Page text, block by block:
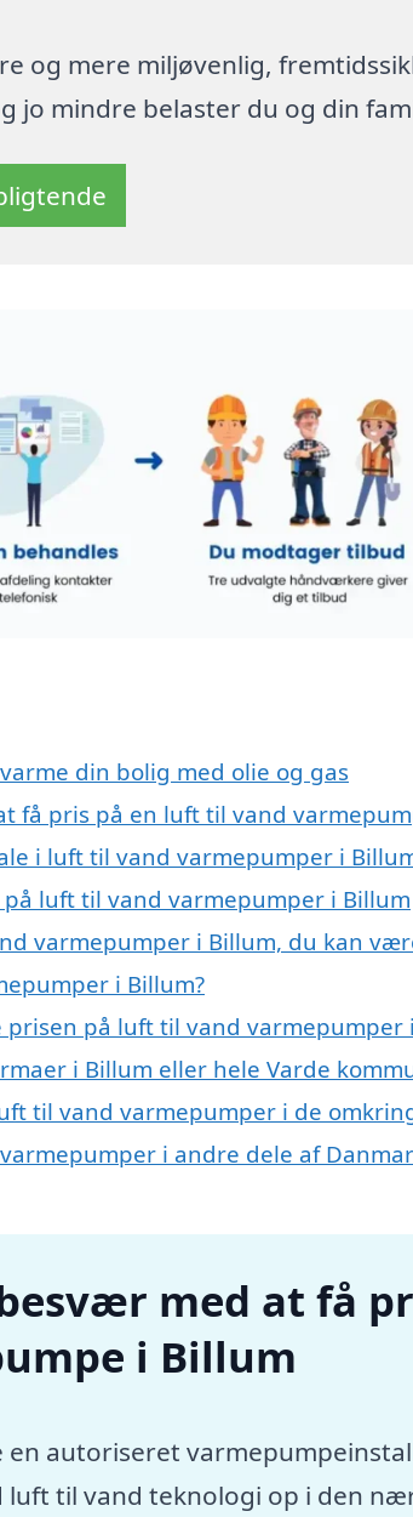
og mere miljøvenlig,
jo mindre belaster du og din
din bolig med olie og gas
få pris på en luft til vand
i luft til vand varmepumper i
luft til vand varmepumper i Billum
varmepumper i Billum, du kan
i Billum?
på luft til vand varmepumper
i Billum eller hele Varde
til vand varmepumper i de
i andre dele af
med at få
i Billum
autoriseret
til vand teknologi op i den